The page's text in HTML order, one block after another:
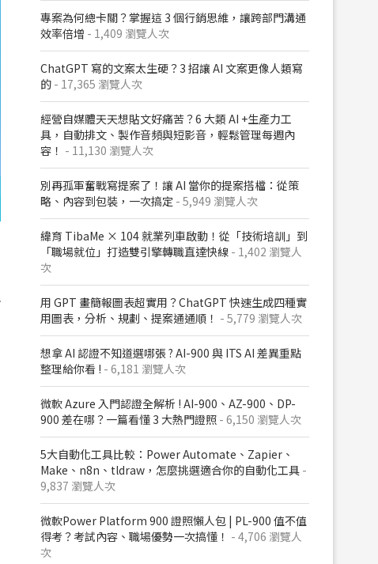
專案為何總卡關？掌握這 3 個行銷思維，讓跨部門溝通
效率倍增 - 1,409 瀏覽人次
ChatGPT 寫的文案太生硬？3 招讓 AI 文案更像人類寫
的 - 17,365 瀏覽人次
經營自媒體天天想貼文好痛苦？6 大類 AI +生產力工
具，自動排文、製作音頻與短影音，輕鬆管理每週內
容！ - 11,130 瀏覽人次
別再孤軍奮戰寫提案了！讓 AI 當你的提案搭檔：從策
略、內容到包裝，一次搞定 - 5,949 瀏覽人次
緯育 TibaMe × 104 就業列車啟動！從「技術培訓」到
「職場就位」打造雙引擎轉職直達快線 - 1,402 瀏覽人
次
用 GPT 畫簡報圖表超實用？ChatGPT 快速生成四種實
用圖表，分析、規劃、提案通通順！ - 5,779 瀏覽人次
想拿 AI 認證不知道選哪張 ? AI-900 與 ITS AI 差異重點
整理給你看 ! - 6,181 瀏覽人次
微軟 Azure 入門認證全解析​ ! AI-900、AZ-900、DP-
900 差在哪？​一篇看懂 3 大熱門證照​ - 6,150 瀏覽人次
5大自動化工具比較：Power Automate、Zapier、
Make、n8n、tldraw，怎麼挑選適合你的自動化工具 -
9,837 瀏覽人次
微軟Power Platform 900​ 證照懶人包​ | PL-900 值不值
得考？考試內容、職場優勢一次搞懂​！ - 4,706 瀏覽人
次